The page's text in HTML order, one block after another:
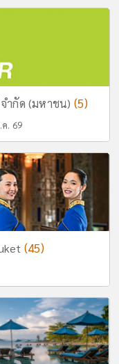
ำกัด (มหาชน) (5)
ค. 69
(45)